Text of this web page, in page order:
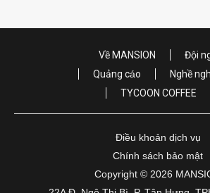
Về MANSION
Đội
Quảng cáo
Nghề
TYCOON COFFEE
Điều khoản dịch vụ
Chính sách bảo mật
Copyright © 2026